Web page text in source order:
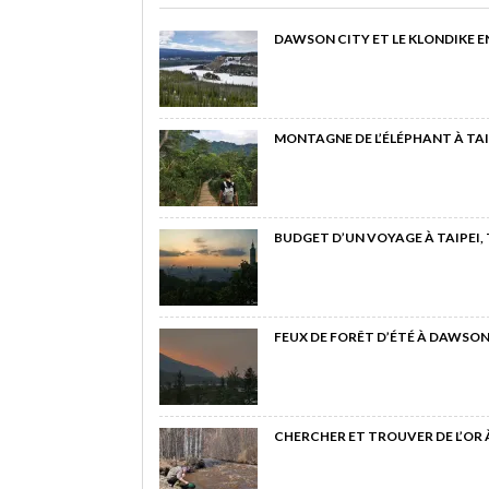
DAWSON CITY ET LE KLONDIKE
MONTAGNE DE L’ÉLÉPHANT À
BUDGET D’UN VOYAGE À
FEUX DE FORÊT D’ÉTÉ À
CHERCHER ET TROUVER DE